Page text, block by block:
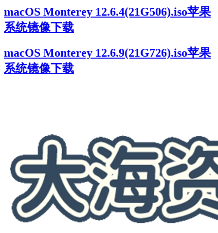
macOS Monterey 12.6.4(21G506).iso苹果
系统镜像下载
macOS Monterey 12.6.9(21G726).iso苹果
系统镜像下载